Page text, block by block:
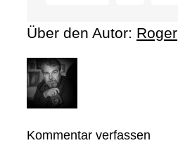
Über den Autor: Roger
Kommentar verfassen